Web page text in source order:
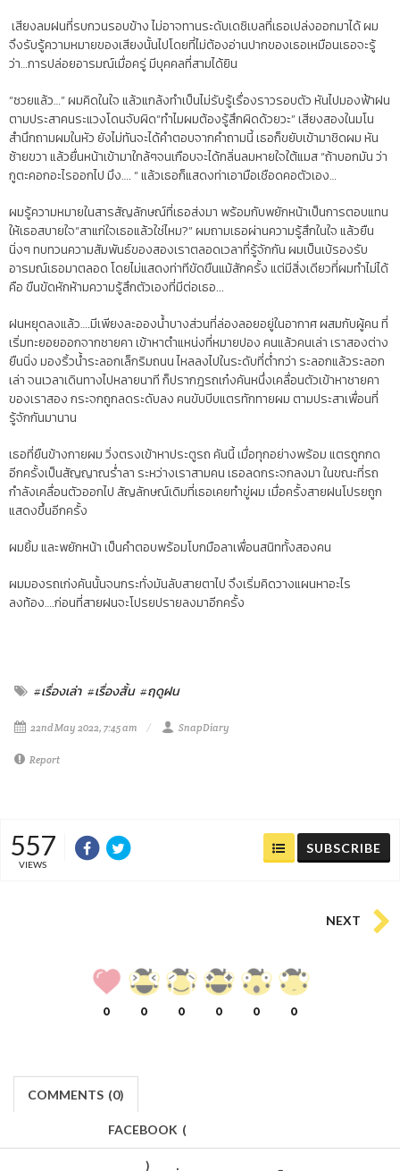
เสียงลมฝนที่รบกวนรอบข้าง ไม่อาจทานระดับเดซิเบลที่เธอเปล่งออกมาได้ ผม
จึงรับรู้ความหมายของเสียงนั้นไปโดยที่ไม่ต้องอ่านปากของเธอเหมือนเธอจะรู้
ว่า…การปล่อยอารมณ์เมื่อครู่ มีบุคคลที่สามได้ยิน
“ซวยแล้ว…” ผมคิดในใจ แล้วแกล้งทำเป็นไม่รับรู้เรื่องราวรอบตัว หันไปมองฟ้าฝน
ตามประสาคนระแวงโดนจับผิด“ทำไมผมต้องรู้สึกผิดด้วยวะ” เสียงสองในมโน
สำนึกถามผมในหัว ยังไม่ทันจะได้คำตอบจากคำถามนี้ เธอก็ขยับเข้ามาชิดผม หัน
ซ้ายขวา แล้วยื่นหน้าเข้ามาใกล้ๆจนเกือบจะได้กลิ่นลมหายใจใต้แมส “ถ้าบอกมัน ว่า
กูตะคอกอะไรออกไป มึง…. “ แล้วเธอก็แสดงท่าเอามือเชือดคอตัวเอง…
ผมรู้ความหมายในสารสัญลักษณ์ที่เธอส่งมา พร้อมกับพยักหน้าเป็นการตอบแทน
ให้เธอสบายใจ“สาแก่ใจเธอแล้วใช่ไหม?” ผมถามเธอผ่านความรู้สึกในใจ แล้วยืน
นิ่งๆ ทบทวนความสัมพันธ์ของสองเราตลอดเวลาที่รู้จักกัน ผมเป็นเบ้รองรับ
อารมณ์เธอมาตลอด โดยไม่แสดงท่าทีขัดขืนแม้สักครั้ง แต่มีสิ่งเดียวที่ผมทำไม่ได้
คือ ขืนขัดหักห้ามความรู้สึกตัวเองที่มีต่อเธอ...
ฝนหยุดลงแล้ว….มีเพียงละอองน้ำบางส่วนที่ล่องลอยอยู่ในอากาศ ผสมกับผู้คน ที่
เริ่มทะยอยออกจากชายคา เข้าหาตำแหน่งที่หมายปอง คนแล้วคนเล่า เราสองต่าง
ยืนนิ่ง มองริ้วน้ำระลอกเล็กริมถนน ไหลลงไปในระดับที่ต่ำกว่า ระลอกแล้วระลอก
เล่า จนเวลาเดินทางไปหลายนาที ก็ปรากฎรถเก๋งคันหนึ่งเคลื่อนตัวเข้าหาชายคา
ของเราสอง กระจกถูกลดระดับลง คนขับบีบแตรทักทายผม ตามประสาเพื่อนที่
รู้จักกันมานาน
เธอที่ยืนข้างกายผม วิ่งตรงเข้าหาประตูรถ คันนี้ เมื่อทุกอย่างพร้อม แตรถูกกด
อีกครั้งเป็นสัญญาณร่ำลา ระหว่างเราสามคน เธอลดกระจกลงมา ในขณะที่รถ
กำลังเคลื่อนตัวออกไป สัญลักษณ์เดิมที่เธอเคยทำขู่ผม เมื่อครั้งสายฝนโปรยถูก
แสดงขึ้นอีกครั้ง
ผมยิ้ม และพยักหน้า เป็นคำตอบพร้อมโบกมือลาเพื่อนสนิททั้งสองคน
ผมมองรถเก่งคันนั้นจนกระทั่งมันลับสายตาไป จึงเริ่มคิดวางแผนหาอะไร
ลงท้อง….ก่อนที่สายฝนจะโปรยปรายลงมาอีกครั้ง
#เรื่องเล่า #เรื่องสั้น #ฤดูฝน
22nd May 2022, 7:45 am SnapDiary
Report
557
VIEWS
SUBSCRIBE
NEXT
0 0 0 0 0 0
COMMENTS (0)
FACEBOOK (
)